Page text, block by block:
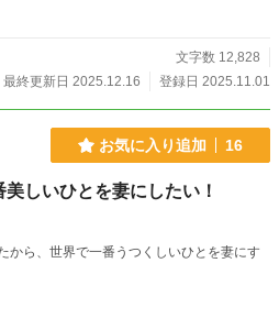
文字数 12,828
最終更新日 2025.12.16
登録日 2025.11.01
お気に入り追加 16
しいひとを妻にしたい！
から、世界で一番うつくしいひとを妻にす